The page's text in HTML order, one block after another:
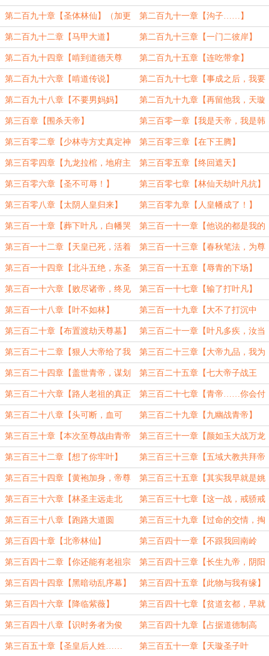
谁赢】
第二百九十章【圣体林仙】（加更
求票）
第二百九十一章【沟子……】
第二百九十二章【马甲大道】 第二百九十三章【一门二彼岸】
（一更）
第二百九十四章【啃到道德天尊
了！】
第二百九十五章【连吃带拿】
第二百九十六章【啃道传说】 第二百九十七章【事成之后，我要
洛书】
第二百九十八章【不要男妈妈】 第二百九十九章【再留他我，天璇
大帝】
第三百章【围杀天帝】 第三百零一章【我是天帝，我是韩
广】
第三百零二章【少林寺方丈真定神
僧】
第三百零三章【在下王腾】
第三百零四章【九龙拉棺，地府主
宰】
第三百零五章【终回遮天】
第三百零六章【圣不可辱！】 第三百零七章【林仙天劫叶凡抗】
第三百零八章【太阴人皇归来】 第三百零九章【人皇幡成了！】
第三百一十章【葬下叶凡，白幡哭
灵】（4200）
第三百一十一章【他说的都是我的
词儿啊】
第三百一十二章【天皇已死，活着
是谁？】
第三百一十三章【春秋笔法，为尊
者讳】
第三百一十四章【北斗五绝，东圣
林仙】（二更）
第三百一十五章【辱青的下场】
第三百一十六章【败尽诸帝，终见
乱古】
第三百一十七章【输了打叶凡】
第三百一十八章【叶不如林】 第三百一十九章【大不了打沉中
州】
第三百二十章【布置渡劫天尊墓】 第三百二十一章【叶凡多疾，汝当
勉励之】（3000）
第三百二十二章【狠人大帝给了我
人性】
第三百二十三章【大帝九品，我为
七品】
第三百二十四章【盖世青帝，谋划
万古】
第三百二十五章【七大帝子战王
腾】（二合一）
第三百二十六章【路人老祖的真正
来历】
第三百二十七章【青帝……你会付
出代价的】
第三百二十八章【头可断，血可
流，逼格不能丢】（一更）
第三百二十九章【九幽战青帝】
（二更）
第三百三十章【本次至尊战由青帝
赞助播出】（三更）
第三百三十一章【颜如玉大战万龙
女】
第三百三十二章【想了你牢叶】
（3400）
第三百三十三章【五域大教共拜帝
尊】（4000）
第三百三十四章【黄袍加身，帝尊
登基】（3000）
第三百三十五章【其实我早就是姚
家人】
第三百三十六章【林圣主远走北
原】（今天加更）
第三百三十七章【这一战，戒骄戒
躁】（二更）
第三百三十八章【跑路大道圆
满！】（三更）
第三百三十九章【过命的交情，掏
心窝子的朋友】
第三百四十章【北帝林仙】 第三百四十一章【不跟我回南岭
吗？】
第三百四十二章【你还能有老祖宗
聪明】
第三百四十三章【长生九帝，阴阳
合一】
第三百四十四章【黑暗动乱序幕】
（新年快乐）
第三百四十五章【此物与我有缘】
第三百四十六章【降临紫薇】 第三百四十七章【贫道玄都，早就
是道门中人了】
第三百四十八章【识时务者为俊
杰】
第三百四十九章【占据道德制高
点！】
第三百五十章【圣皇后人姓…… 第三百五十一章【天璇圣子叶